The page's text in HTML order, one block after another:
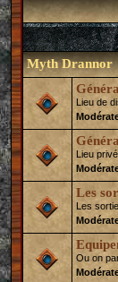
Myth Drannor
Lieu de
Lieu
Les
Les
Ou on